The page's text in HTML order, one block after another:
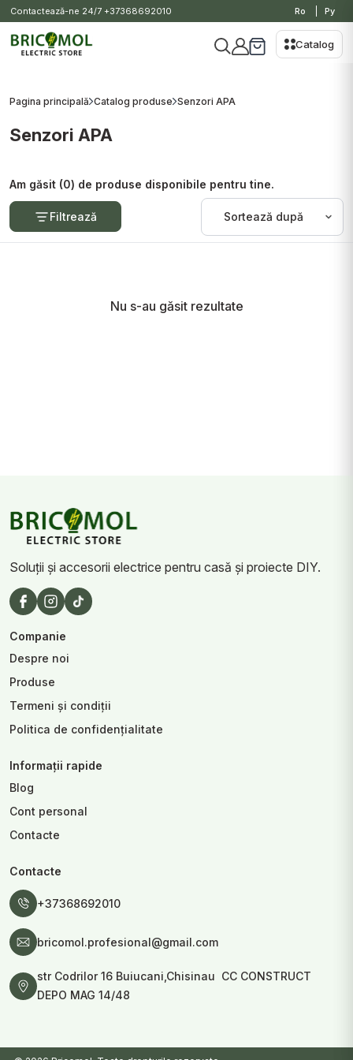
Contactează-ne 24/7 +37368692010 Ro Ру
Catalog
Pagina principală Catalog produse Senzori APA
Senzori APA
Am găsit (0) de produse disponibile pentru tine.
Filtrează
Nu s-au găsit rezultate
Soluții și accesorii electrice pentru casă și proiecte DIY.
Companie
Despre noi
Produse
Termeni și condiții
Politica de confidențialitate
Informații rapide
Blog
Cont personal
Contacte
Contacte
+37368692010
bricomol.profesional@gmail.com
str Codrilor 16 Buiucani,Chisinau CC CONSTRUCT
DEPO MAG 14/48